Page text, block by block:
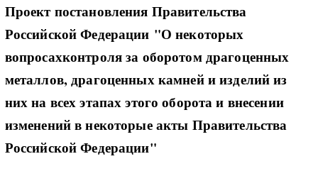
Проект постановления Правительства
Российской Федерации "О некоторых
вопросахконтроля за оборотом драгоценных
металлов, драгоценных камней и изделий из
них на всех этапах этого оборота и внесении
изменений в некоторые акты Правительства
Российской Федерации"